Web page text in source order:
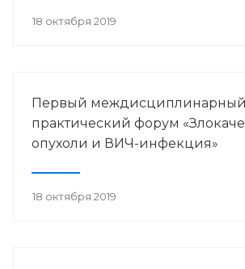
18 октября 2019
Первый междисциплинарный
практический форум
опухоли и ВИЧ-инфекция»
18 октября 2019